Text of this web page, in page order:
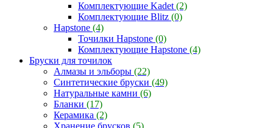
Комплектующие Kadet (2)
Комплектующие Blitz (0)
Hapstone (4)
Точилки Hapstone (0)
Комплектующие Hapstone (4)
Бруски для точилок
Алмазы и эльборы (22)
Синтетические бруски (49)
Натуральные камни (6)
Бланки (17)
Керамика (2)
Хранение брусков (5)